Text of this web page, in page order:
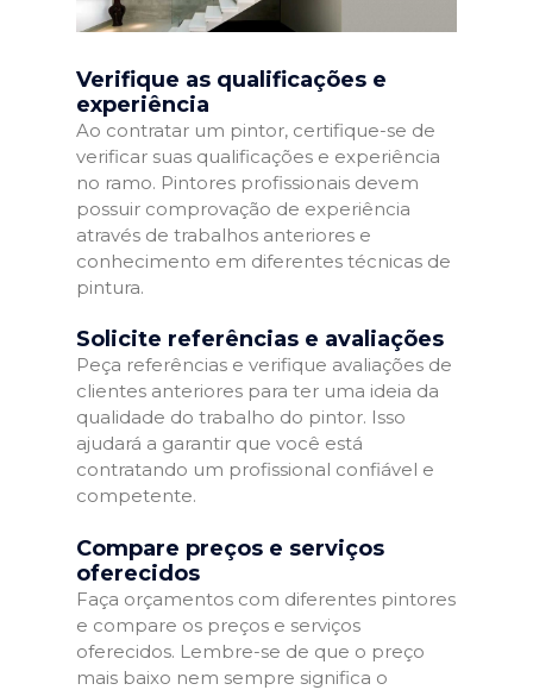
Verifique as qualificações e
experiência
Ao contratar um pintor, certifique-se de
verificar suas qualificações e experiência
no ramo. Pintores profissionais devem
possuir comprovação de experiência
através de trabalhos anteriores e
conhecimento em diferentes técnicas de
pintura.
Solicite referências e avaliações
Peça referências e verifique avaliações de
clientes anteriores para ter uma ideia da
qualidade do trabalho do pintor. Isso
ajudará a garantir que você está
contratando um profissional confiável e
competente.
Compare preços e serviços
oferecidos
Faça orçamentos com diferentes pintores
e compare os preços e serviços
oferecidos. Lembre-se de que o preço
mais baixo nem sempre significa o